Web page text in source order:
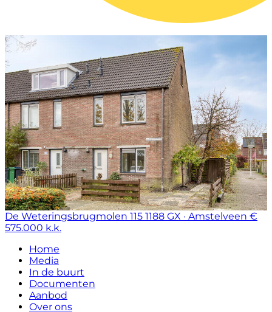
De Weteringsbrugmolen 115 1188 GX · Amstelveen €
575.000 k.k.
Home
Media
In de buurt
Documenten
Aanbod
Over ons